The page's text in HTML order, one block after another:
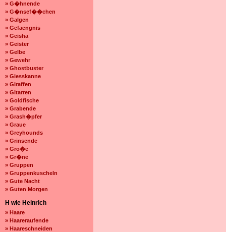
» G�hnende
» G�nsef��chen
» Galgen
» Gefaengnis
» Geisha
» Geister
» Gelbe
» Gewehr
» Ghostbuster
» Giesskanne
» Giraffen
» Gitarren
» Goldfische
» Grabende
» Grash�pfer
» Graue
» Greyhounds
» Grinsende
» Gro�e
» Gr�ne
» Gruppen
» Gruppenkuscheln
» Gute Nacht
» Guten Morgen
H wie Heinrich
» Haare
» Haareraufende
» Haareschneiden